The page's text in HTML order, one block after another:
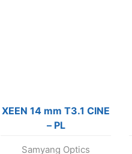
XEEN 14 mm T3.1 CINE
– PL
Samyang Optics